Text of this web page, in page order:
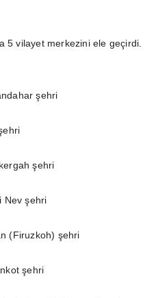
5 vilayet merkezini ele geçirdi.
şehri
şehri
Nev şehri
(Firuzkoh) şehri
şehri